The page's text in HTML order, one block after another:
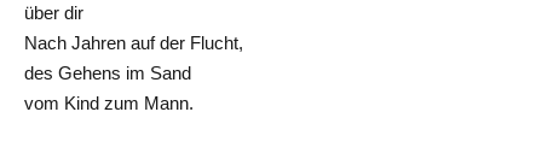
über dir
Nach Jahren auf der Flucht,
des Gehens im Sand
vom Kind zum Mann.